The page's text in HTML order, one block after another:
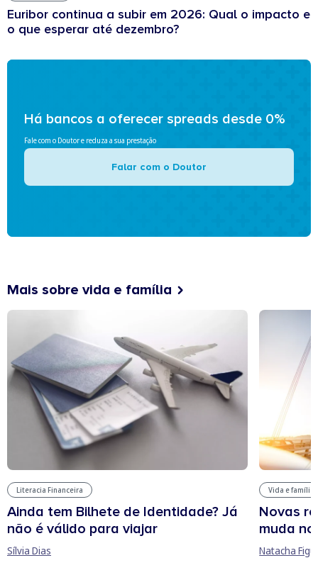
Euribor continua a subir em 2026: Qual o impacto e
o que esperar até dezembro?
Há bancos a oferecer spreads desde 0%
Fale com o Doutor e reduza a sua prestação
Falar com o Doutor
Mais sobre vida e família
Literacia Financeira
Ainda tem Bilhete de Identidade? Já
não é válido para viajar
Sílvia Dias
Vida e família
Novas
muda
Natacha